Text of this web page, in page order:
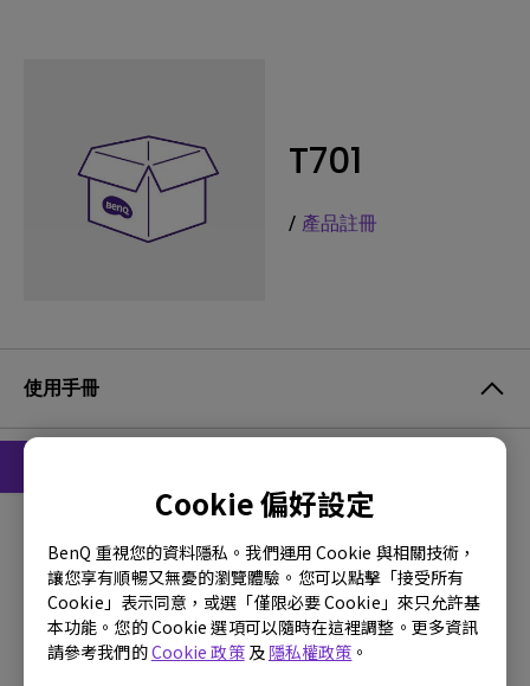
Cookie 偏好設定
BenQ 重視您的資料隱私。我們運用 Cookie 與相關技術，
讓您享有順暢又無憂的瀏覽體驗。您可以點擊「接受所有
Cookie」表示同意，或選「僅限必要 Cookie」來只允許基
本功能。您的 Cookie 選項可以隨時在這裡調整。更多資訊
請參考我們的Cookie 政策及 隱私權政策 。
T701
/ 產品註冊
使用手冊
安全警告通知
更新:2021/01/05
語言:Traditional Chinese
檔案大小:458.74 KB